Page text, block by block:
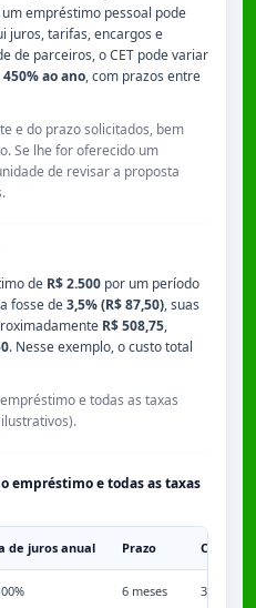
empréstimo pessoal pode
juros, tarifas, encargos e
de parceiros, o CET pode variar
450% ao ano, com prazos entre
e do prazo solicitados, bem
Se lhe for oferecido um
de revisar a proposta
de R$ 2.500 por um período
fosse de3,5% (R$ 87,50), suas
R$ 508,75,
. Nesse exemplo, o custo total
e todas as taxas
empréstimo e todas as taxas
de juros anual Prazo
6 meses 3,50%